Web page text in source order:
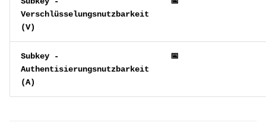
Verschlüsselungsnutzbarkeit
(V)
Subkey -
Authentisierungsnutzbarkeit
(A)
📅